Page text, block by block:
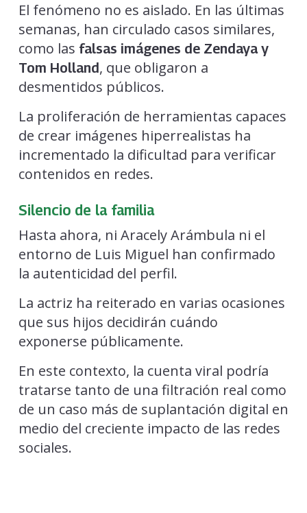
El fenómeno no es aislado. En las últimas
semanas, han circulado casos similares,
como las falsas imágenes de Zendaya y
Tom Holland, que obligaron a
desmentidos públicos.
La proliferación de herramientas capaces
de crear imágenes hiperrealistas ha
incrementado la dificultad para verificar
contenidos en redes.
Silencio de la familia
Hasta ahora, ni Aracely Arámbula ni el
entorno de Luis Miguel han confirmado
la autenticidad del perfil.
La actriz ha reiterado en varias ocasiones
que sus hijos decidirán cuándo
exponerse públicamente.
En este contexto, la cuenta viral podría
tratarse tanto de una filtración real como
de un caso más de suplantación digital en
medio del creciente impacto de las redes
sociales.